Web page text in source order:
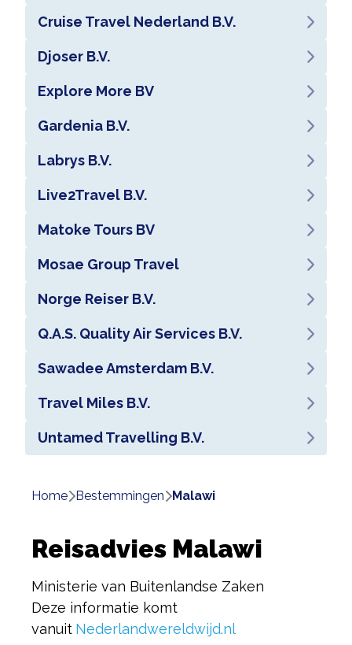
Cruise Travel Nederland B.V.
Djoser B.V.
Explore More BV
Gardenia B.V.
Labrys B.V.
Live2Travel B.V.
Matoke Tours BV
Mosae Group Travel
Norge Reiser B.V.
Q.A.S. Quality Air Services B.V.
Sawadee Amsterdam B.V.
Travel Miles B.V.
Untamed Travelling B.V.
Home bestemmingen malawi
Reisadvies Malawi
Ministerie van Buitenlandse Zaken
Deze informatie komt
vanuit Nederlandwereldwijd.nl